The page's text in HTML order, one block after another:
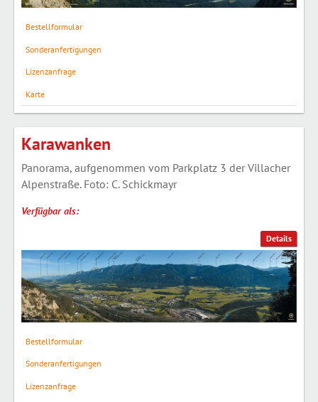
Bestellformular
Sonderanfertigungen
Lizenzanfrage
Karte
Details
Karawanken
Panorama, aufgenommen vom Parkplatz 3 der Villacher
Alpenstraße. Foto: C. Schickmayr
Verfügbar als:
Bestellformular
Sonderanfertigungen
Lizenzanfrage